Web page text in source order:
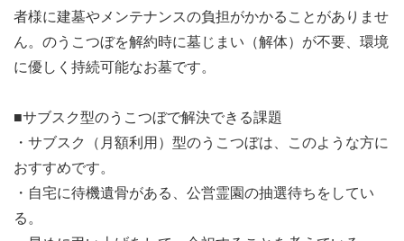
者様に建墓やメンテナンスの負担がかかることがありませ
ん。のうこつぼを解約時に墓じまい（解体）が不要、環境
に優しく持続可能なお墓です。
■サブスク型のうこつぼで解決できる課題
・サブスク（月額利用）型のうこつぼは、このような方に
おすすめです。
・自宅に待機遺骨がある、公営霊園の抽選待ちをしてい
る。